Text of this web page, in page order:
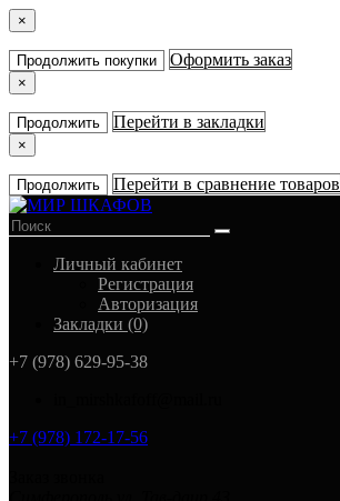
×
Продолжить покупки Оформить заказ
×
Продолжить Перейти в закладки
×
Продолжить Перейти в сравнение товаров
Личный кабинет
Регистрация
Авторизация
Закладки (0)
+7 (978) 629-95-38
+7 (978) 172-17-56